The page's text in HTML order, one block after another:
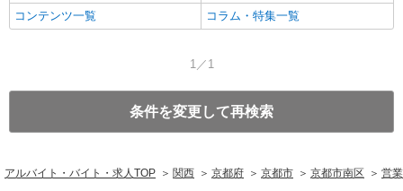
コンテンツ一覧
コラム・特集一覧
1／1
条件を変更して再検索
アルバイト・バイト・求人TOP 関西 京都府 京都市 京都市南区 営業